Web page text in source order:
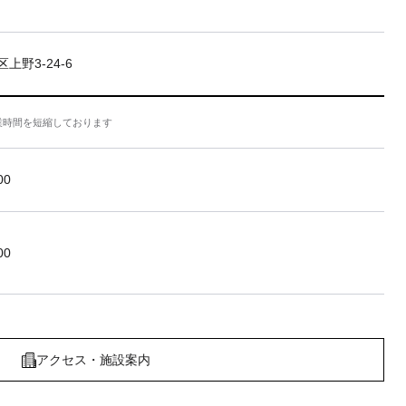
上野3-24-6
間を短縮しております
アクセス・施設案内